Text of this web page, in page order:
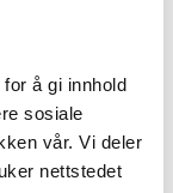
å gi innhold
sosiale
vår. Vi deler
nettstedet